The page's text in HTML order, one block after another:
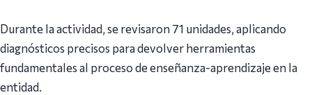
Durante la actividad, se revisaron 71 unidades, aplicando
diagnósticos precisos para devolver herramientas
fundamentales al proceso de enseñanza-aprendizaje en la
entidad.